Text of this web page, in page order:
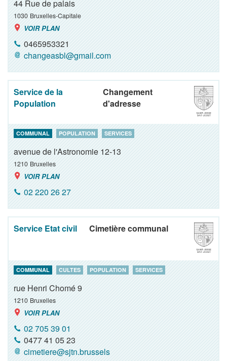
44 Rue de palais
1030 Bruxelles-Capitale
VOIR PLAN
0465953321
changeasbl@gmail.com
Service de la
Population
Changement
d'adresse
COMMUNAL POPULATION SERVICES
avenue de l'Astronomie 12-13
1210 Bruxelles
VOIR PLAN
02 220 26 27
Service Etat civil Cimetière communal
COMMUNAL CULTES POPULATION SERVICES
rue Henri Chomé 9
1210 Bruxelles
VOIR PLAN
02 705 39 01
0477 41 05 23
cimetiere@sjtn.brussels